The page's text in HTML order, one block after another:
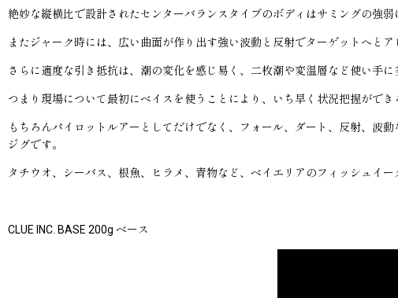
絶妙な縦横比で設計されたセンターバランスタイプのボディはサミングの強
またジャーク時には、広い曲面が作り出す強い波動と反射でターゲットへとア
さらに適度な引き抵抗は、潮の変化を感じ易く、二枚潮や変温層など使い手に
つまり現場について最初にベイスを使うことにより、いち早く状況把握ができ
もちろんパイロットルアーとしてだけでなく、フォール、ダート、反射、波
ジグです。
タチウオ、シーバス、根魚、ヒラメ、青物など、ベイエリアのフィッシュイー
CLUE INC. BASE 200g ベース